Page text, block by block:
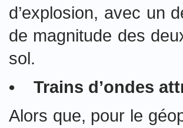
d’explosion, avec un
de magnitude des
sol.
• Trains d’ondes
Alors que, pour le